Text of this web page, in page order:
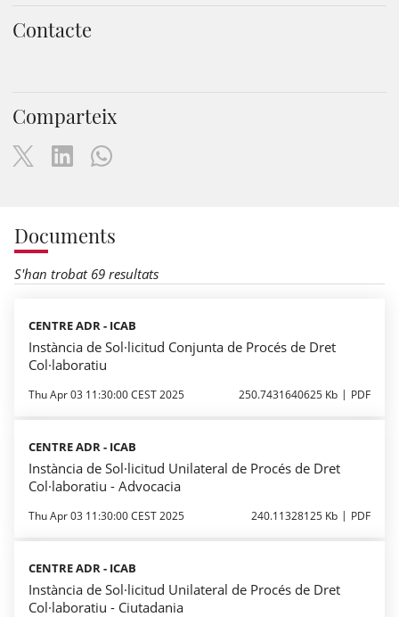
Contacte
Comparteix
Documents
S'han trobat 69 resultats
CENTRE ADR - ICAB
Instància de Sol·licitud Conjunta de Procés de Dret
Col·laboratiu
Thu Apr 03 11:30:00 CEST 2025 250.7431640625 Kb PDF
CENTRE ADR - ICAB
Instància de Sol·licitud Unilateral de Procés de Dret
Col·laboratiu - Advocacia
Thu Apr 03 11:30:00 CEST 2025 240.11328125 Kb PDF
CENTRE ADR - ICAB
Instància de Sol·licitud Unilateral de Procés de Dret
Col·laboratiu - Ciutadania